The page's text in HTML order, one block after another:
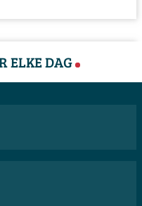
ELKE DAG